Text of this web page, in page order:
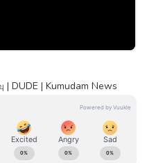
DUDE | Kumudam News